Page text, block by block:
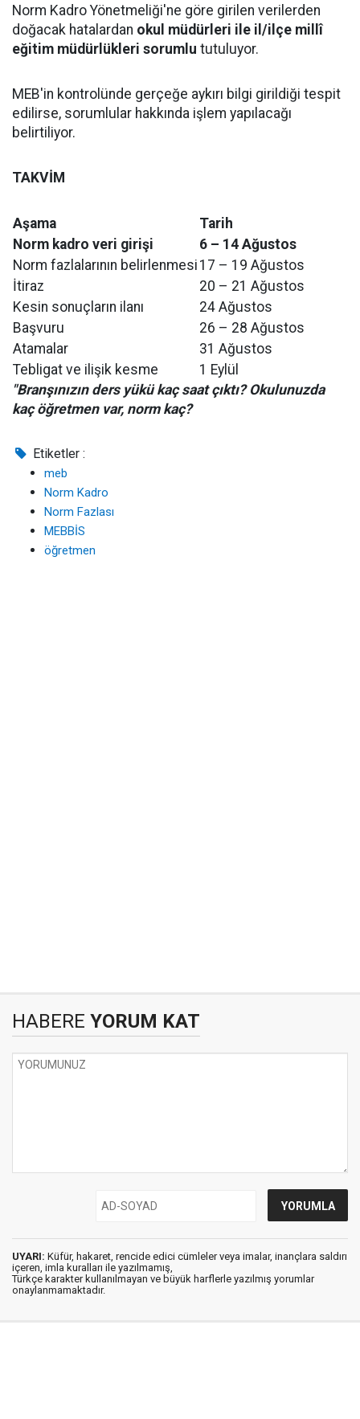
Norm Kadro Yönetmeliği'ne göre girilen verilerden
doğacak hatalardan okul müdürleri ile il/ilçe millî
eğitim müdürlükleri sorumlu tutuluyor.
MEB'in kontrolünde gerçeğe aykırı bilgi girildiği tespit
edilirse, sorumlular hakkında işlem yapılacağı
belirtiliyor.
TAKVİM
Aşama
Tarih
Norm kadro veri girişi
6 – 14 Ağustos
Norm fazlalarının belirlenmesi 17 – 19 Ağustos
İtiraz
20 – 21 Ağustos
Kesin sonuçların ilanı
24 Ağustos
Başvuru
26 – 28 Ağustos
Atamalar
31 Ağustos
Tebligat ve ilişik kesme
1 Eylül
"Branşınızın ders yükü kaç saat çıktı? Okulunuzda
kaç öğretmen var, norm kaç?
Etiketler :
meb
Norm Kadro
Norm Fazlası
MEBBİS
öğretmen
HABERE YORUM KAT
UYARI: Küfür, hakaret, rencide edici cümleler veya imalar, inançlara saldırı
içeren, imla kuralları ile yazılmamış,
Türkçe karakter kullanılmayan ve büyük harflerle yazılmış yorumlar
onaylanmamaktadır.